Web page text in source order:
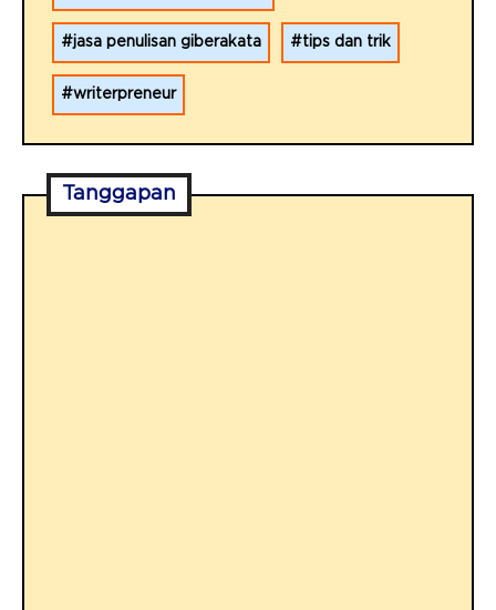
jasa penulisan giberakata tips dan trik
writerpreneur
Tanggapan